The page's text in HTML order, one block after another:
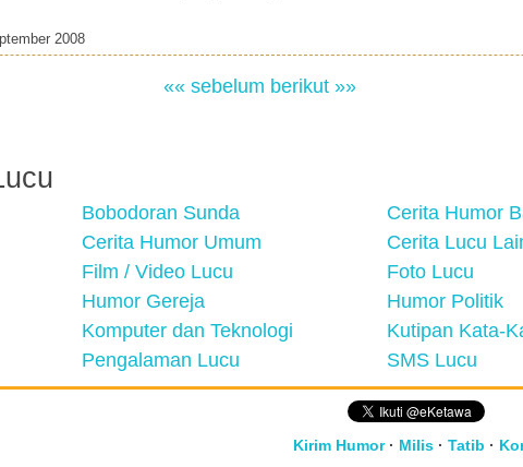
2008
«« sebelum berikut »»
Bobodoran Sunda Cerita Humor
Cerita Humor Umum Cerita Lucu
Film / Video Lucu Foto Lucu
Humor Gereja Humor Politik
Komputer dan Teknologi Kutipan Kata-
Pengalaman Lucu SMS Lucu
Kirim Humor· Milis · Tatib ·